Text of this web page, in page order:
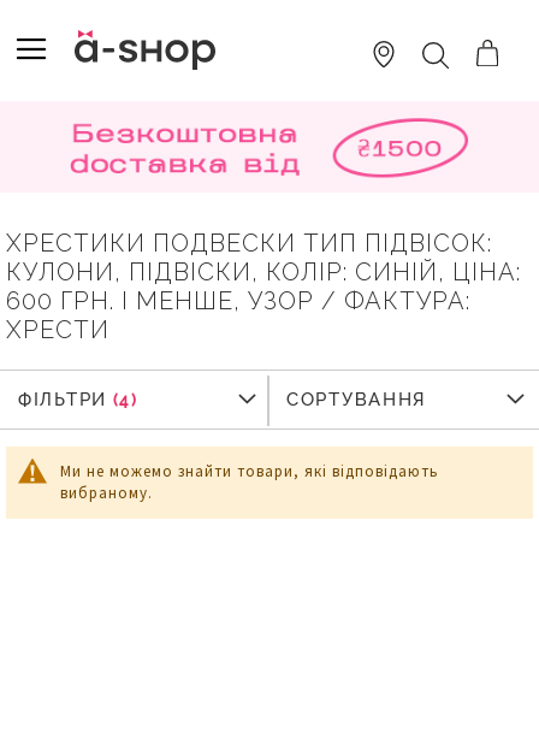
TO
CONTENT
ПОШУК
ХРЕСТИКИ ПОДВЕСКИ ТИП ПІДВІСОК:
КУЛОНИ, ПІДВІСКИ, КОЛІР: СИНІЙ, ЦІНА:
600 ГРН. І МЕНШЕ, УЗОР / ФАКТУРА:
ХРЕСТИ
Ми не можемо знайти товари, які відповідають
вибраному.
ФІЛЬТРИ
ФІЛЬТРИ СОРТУВАННЯ